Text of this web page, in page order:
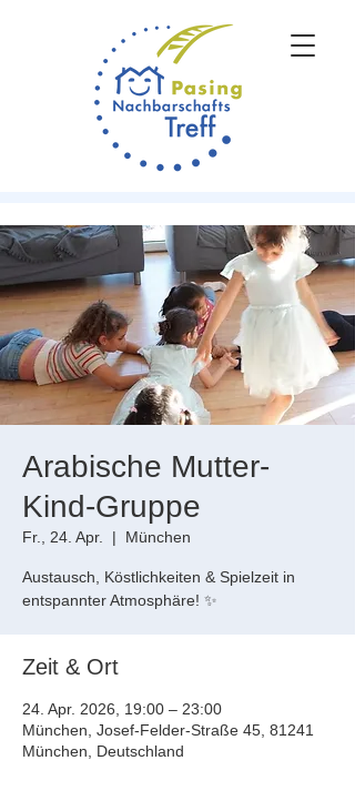
Arabische Mutter-
Kind-Gruppe
Fr., 24. Apr.
  |
München
Austausch, Köstlichkeiten & Spielzeit in
entspannter Atmosphäre! ✨
Zeit & Ort
24. Apr. 2026, 19:00 – 23:00
München, Josef-Felder-Straße 45, 81241
München, Deutschland